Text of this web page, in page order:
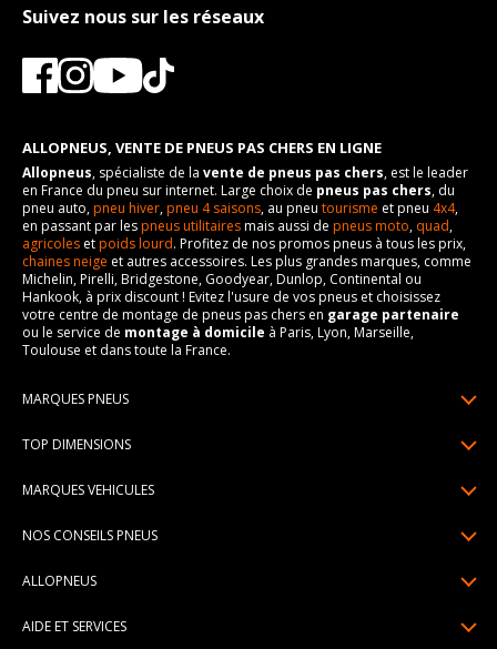
Suivez nous sur les réseaux
ALLOPNEUS, VENTE DE PNEUS PAS CHERS EN LIGNE
Allopneus, spécialiste de la vente de pneus pas chers, est le leader
en France du pneu sur internet. Large choix de pneus pas chers, du
pneu auto,pneu hiver,pneu 4 saisons, au pneu tourisme et pneu 4x4,
en passant par lespneus utilitairesmais aussi de pneus moto, quad,
agricoles etpoids lourd. Profitez de nos promos pneus à tous les prix,
chaines neige et autres accessoires. Les plus grandes marques, comme
Michelin, Pirelli, Bridgestone, Goodyear, Dunlop, Continental ou
Hankook, à prix discount ! Evitez l'usure de vos pneus et choisissez
votre centre de montage de pneus pas chers en garage partenaire
ou le service de montage à domicile à Paris, Lyon, Marseille,
Toulouse et dans toute la France.
MARQUES PNEUS
Pneus Continental
Pneus Hankook
Pneus Dunlop
TOP DIMENSIONS
195/65R15
205/60R16
MARQUES VEHICULES
Peugeot
NOS CONSEILS PNEUS
Pression pneu
ALLOPNEUS
AIDE ET SERVICES